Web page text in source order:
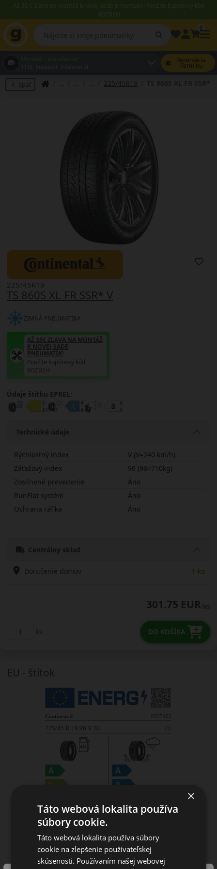
Až 35 € zľava na montáž k novej sade pneumatík! Použite kupónový kód
ROZBEH
Rezervácia
Termínu
Späť 225/45R19
TS 860S XL FR SSR* V
225/45R19
ZIMNÁ PNEUMATIKA
AŽ 35€ ZĽAVA NA MONTÁŽ
K NOVEJ SADE
PNEUMATÍK!
Použite kupónový kód
ROZBEH
Údaje štítku EPREL:
Technické údaje
Rýchlostný index
V (V=240 km/h)
Záťažový index
96 (96=710kg)
Zosilnené prevedenie
Áno
RunFlat systém
Áno
Ochrana ráfika
Áno
Centrálny sklad
Doručenie domov 1 ks
301.75 EUR/ks
ks DO KOŠÍKA
EU - štítok
×
Táto webová lokalita používa
súbory cookie.
Táto webová lokalita používa súbory
cookie na zlepšenie používateľskej
skúsenosti. Používaním našej webovej